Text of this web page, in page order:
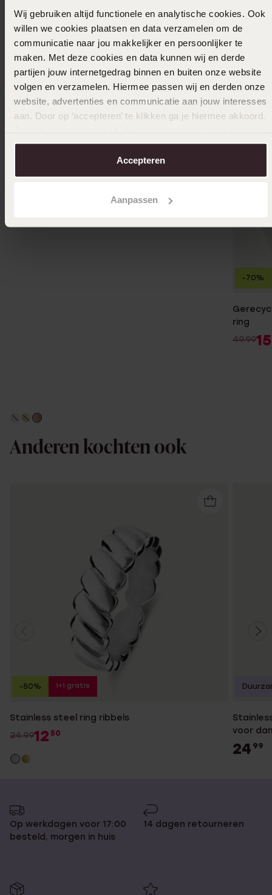
Wij gebruiken altijd functionele en analytische cookies. Ook
willen we cookies plaatsen en data verzamelen om de
communicatie naar jou makkelijker en persoonlijker te
maken. Met deze cookies en data kunnen wij en derde
partijen jouw internetgedrag binnen en buiten onze website
volgen en verzamelen. Hiermee passen wij en derden onze
website, advertenties en communicatie aan jouw interesses
aan. Door op ‘accepteren’ te klikken ga je hiermee akkoord.
over in onscookiebeleid.
Accepteren
Aanpassen
3999
Duurzamer
ring
49.9915
-70%
Anderen kochten ook
Stainless steel ring ribbels
24.9912 50
-50% 1+1 gratis
voor
24 99
Op werkdagen voor 17:00
besteld, morgen in huis
14 dagen retourneren